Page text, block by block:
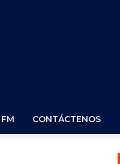
CONTÁCTENOS